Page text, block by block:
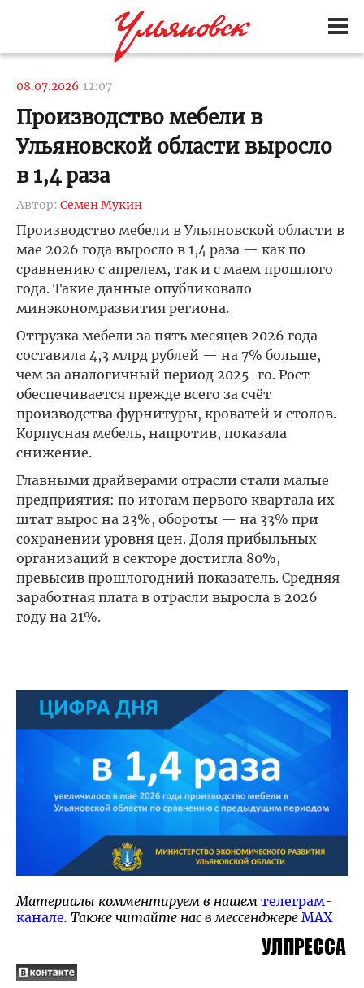
08.07.2026 12:07
Производство мебели в
Ульяновской области выросло
в 1,4 раза
Автор: Семен Мукин
Производство мебели в Ульяновской области в
мае 2026 года выросло в 1,4 раза — как по
сравнению с апрелем, так и с маем прошлого
года. Такие данные опубликовало
минэкономразвития региона.
Отгрузка мебели за пять месяцев 2026 года
составила 4,3 млрд рублей — на 7% больше,
чем за аналогичный период 2025-го. Рост
обеспечивается прежде всего за счёт
производства фурнитуры, кроватей и столов.
Корпусная мебель, напротив, показала
снижение.
Главными драйверами отрасли стали малые
предприятия: по итогам первого квартала их
штат вырос на 23%, обороты — на 33% при
сохранении уровня цен. Доля прибыльных
организаций в секторе достигла 80%,
превысив прошлогодний показатель. Средняя
заработная плата в отрасли выросла в 2026
году на 21%.
Материалы комментируем в нашем телеграм-
канале. Также читайте нас в мессенджере MAX